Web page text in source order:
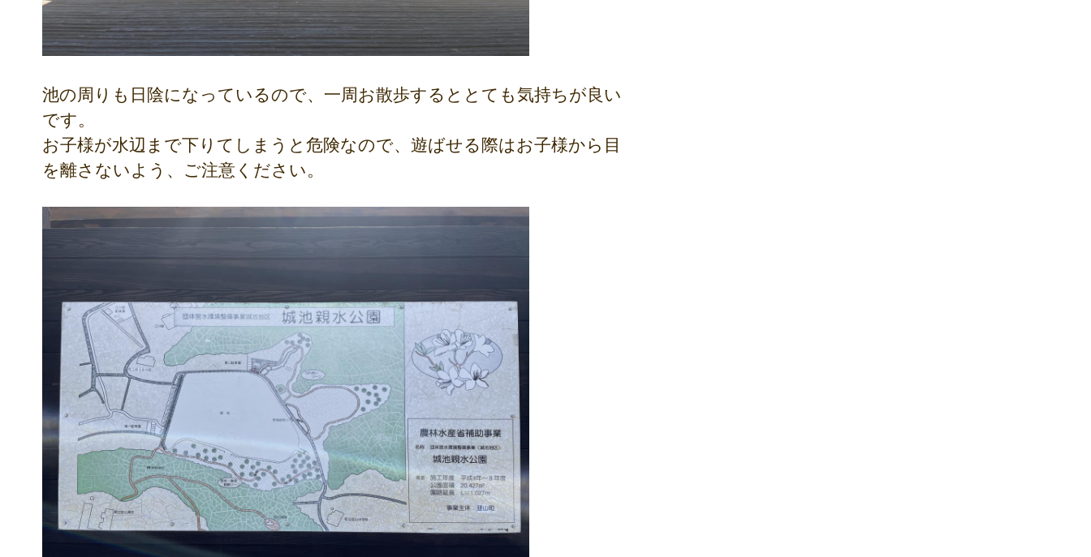
池の周りも日陰になっているので、一周お散歩するととても気持ちが良い
です。
お子様が水辺まで下りてしまうと危険なので、遊ばせる際はお子様から目
を離さないよう、ご注意ください。